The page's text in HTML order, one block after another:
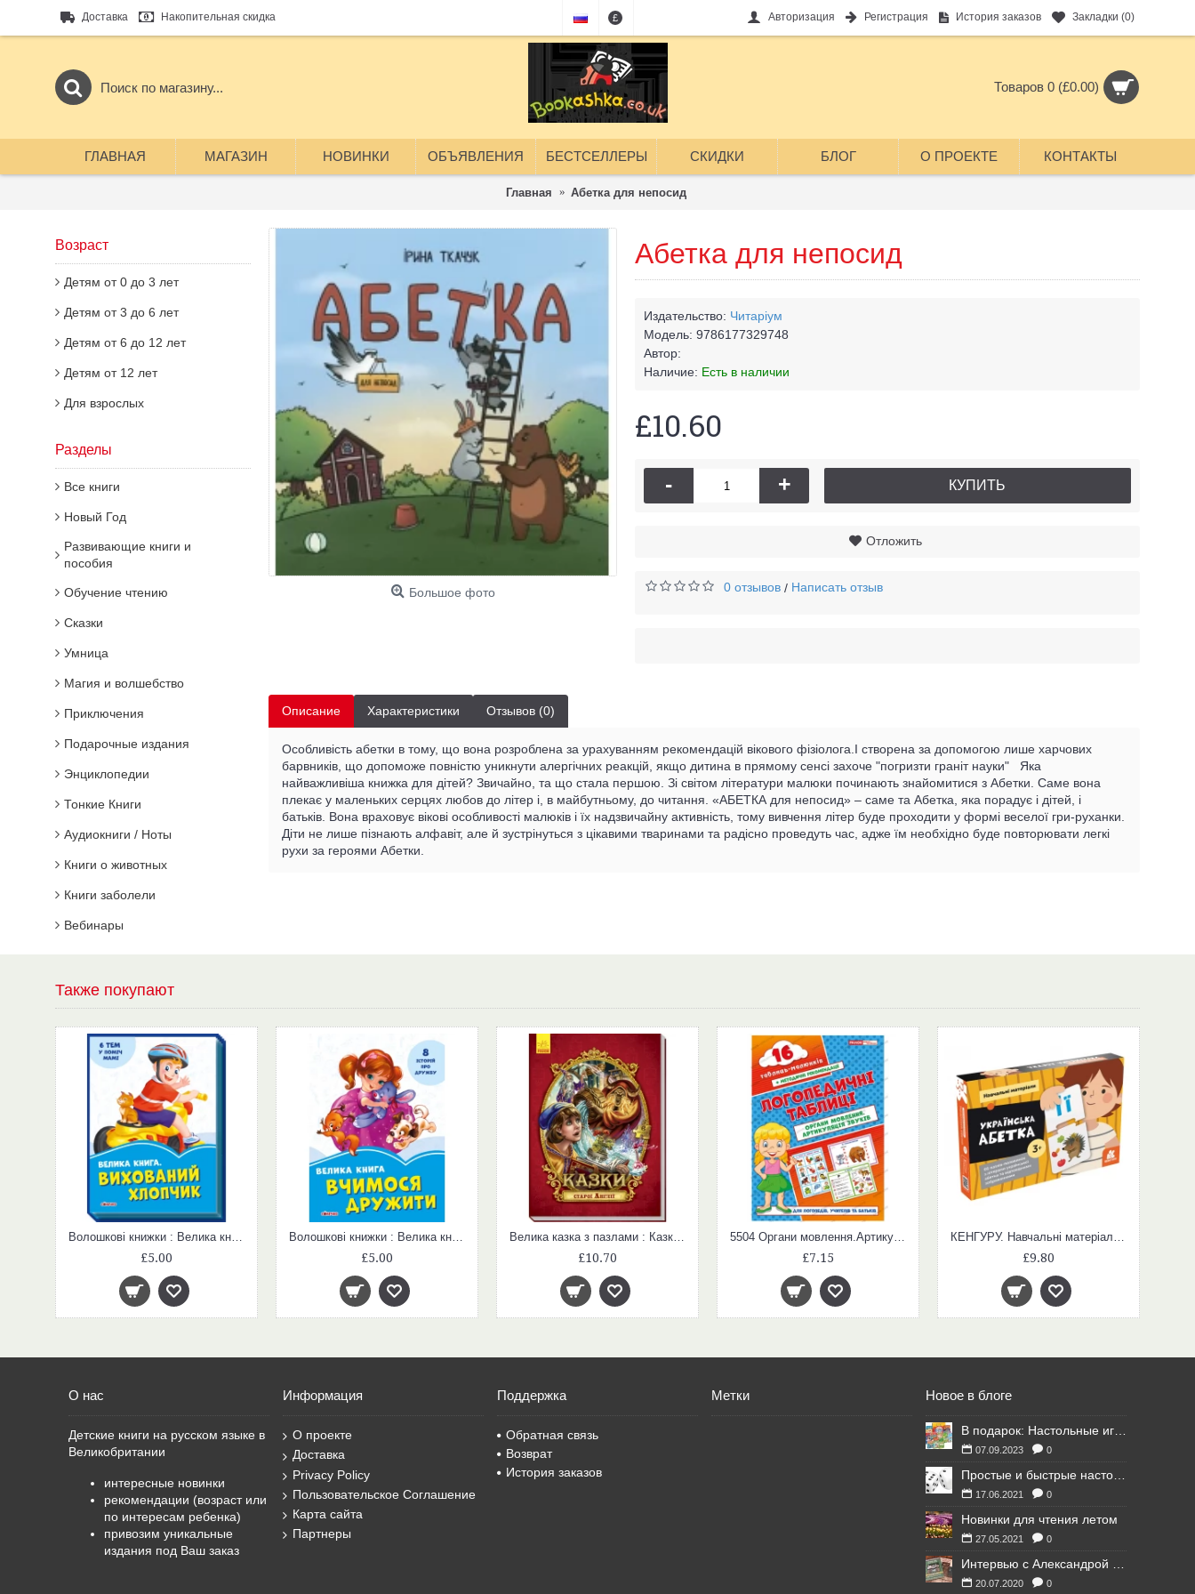
Доставка Накопительная скидка £ Авторизация Регистрация История заказов Закладки (0)
Товаров 0 (£0.00)
ГЛАВНАЯ МАГАЗИН НОВИНКИ ОБЪЯВЛЕНИЯ БЕСТСЕЛЛЕРЫ СКИДКИ БЛОГ О ПРОЕКТЕ КОНТАКТЫ
Главная Абетка для непосид
Возраст
Детям от 0 до 3 лет
Детям от 3 до 6 лет
Детям от 6 до 12 лет
Детям от 12 лет
Для взрослых
Разделы
Все книги
Новый Год
Развивающие книги и
пособия
Обучение чтению
Сказки
Умница
Магия и волшебство
Приключения
Подарочные издания
Энциклопедии
Тонкие Книги
Аудиокниги / Ноты
Книги о животных
Книги заболели
Вебинары
Большое фото
Абетка для непосид
Издательство: Читаріум
Модель: 9786177329748
Автор:
Наличие: Есть в наличии
£10.60
- + КУПИТЬ
Отложить
0 отзывов / Написать отзыв
Описание Характеристики Отзывов (0)
Особливість абетки в тому, що вона розроблена за урахуванням рекомендацій вікового фізіолога.І створена за допомогою лише харчових
барвників, що допоможе повністю уникнути алергічних реакцій, якщо дитина в прямому сенсі захоче "погризти граніт науки" Яка
найважливіша книжка для дітей? Звичайно, та що стала першою. Зі світом літератури малюки починають знайомитися з Абетки. Саме вона
плекає у маленьких серцях любов до літер і, в майбутньому, до читання. «АБЕТКА для непосид» – саме та Абетка, яка порадує і дітей, і
батьків. Вона враховує вікові особливості малюків і їх надзвичайну активність, тому вивчення літер буде проходити у формі веселої гри-руханки.
Діти не лише пізнають алфавіт, але й зустрінуться з цікавими тваринами та радісно проведуть час, адже їм необхідно буде повторювати легкі
рухи за героями Абетки.
Также покупают
Волошкові книжки : Велика книга Вихований хлопчик (у)
£5.00
Волошкові книжки : Велика книга. Вчимося дружити (у)
£5.00
Велика казка з пазлами : Казки старої Англії (у)
£10.70
5504 Органи мовлення.Артикуляція звуків (У); 10; Логопедичні картки ~15225004У;
£7.15
КЕНГУРУ. Навчальні матеріали. Абетка (У)
£9.80
О нас
Детские книги на русском языке в
Великобритании
интересные новинки
рекомендации (возраст или
по интересам ребенка)
привозим уникальные
издания под Ваш заказ
Информация
О проекте
Доставка
Privacy Policy
Пользовательское Соглашение
Карта сайта
Партнеры
Поддержка
Обратная связь
Возврат
История заказов
Метки Новое в блоге
07.09.2023 0
17.06.2021 0
Новинки для чтения летом
27.05.2021 0
20.07.2020 0